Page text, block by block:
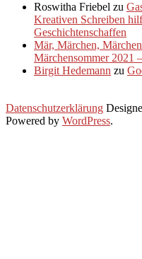
Roswitha Friebel zu
Kreativen Schreiben
Geschichtenschaffen
Mär, Märchen,
Märchensommer 2021
Birgit Hedemann zu
Datenschutzerklärung
Powered by WordPress.